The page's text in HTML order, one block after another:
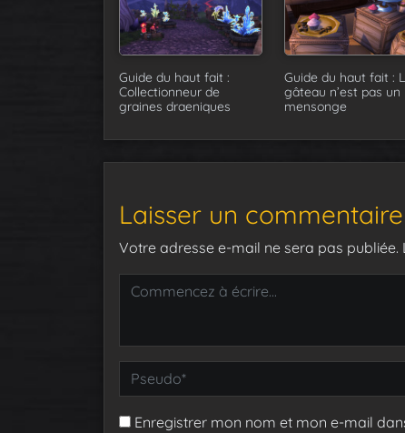
Guide du haut fait :
Collectionneur de
graines draeniques
Guide du haut fait :
gâteau n’est pas un
mensonge
Laisser un commentaire
Votre adresse e-mail ne sera pas publiée.
Enregistrer mon nom et mon e-mail